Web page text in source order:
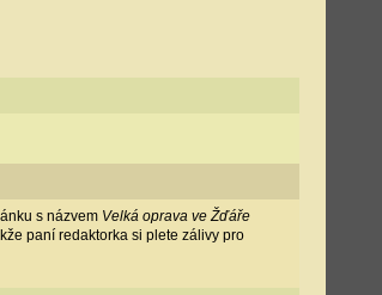
s názvem Velká oprava ve Žďáře
paní redaktorka si plete zálivy pro